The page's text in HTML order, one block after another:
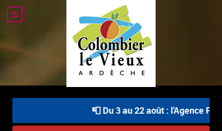
📮 Du 3 au 22 août : l'Agence